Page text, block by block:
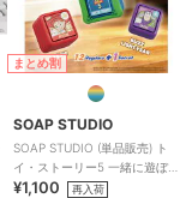
まとめ割
SOAP STUDIO
SOAP STUDIO (単品販売) ト
イ・ストーリー5 一緒に遊ぼう
クリッカー ブラインド
¥1,100 再入荷